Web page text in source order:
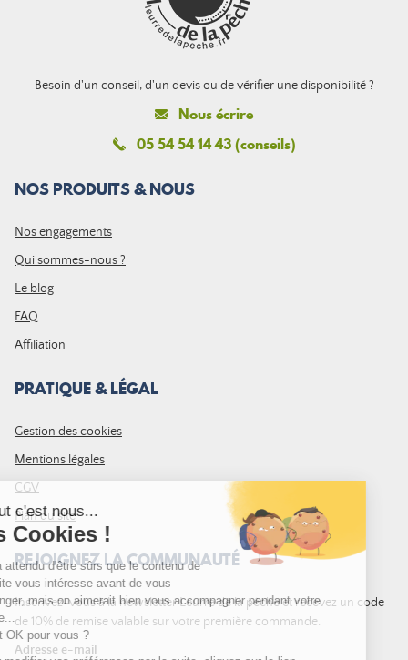
Besoin d'un conseil, d'un devis ou de vérifier une disponibilité ?
Nous écrire
05 54 54 14 43 (conseils)
NOS PRODUITS & NOUS
Nos engagements
Qui sommes-nous ?
Le blog
FAQ
Affiliation
PRATIQUE & LÉGAL
Gestion des cookies
Mentions légales
CGV
Plan du site
REJOIGNEZ LA COMMUNAUTÉ
Inscrivez-vous à la newsletter Leurre de la pêche et recevez un code
de 10% de remise valable sur votre première commande.
Adresse e-mail